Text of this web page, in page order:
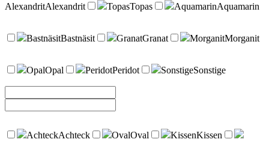
AlexandritAlexandrit TopasTopas AquamarinAquamarin
BastnäsitBastnäsit GranatGranat MorganitMorganit
OpalOpal PeridotPeridot SonstigeSonstige
AchteckAchteck OvalOval KissenKissen